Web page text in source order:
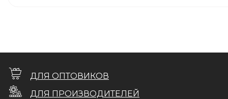
ДЛЯ ОПТОВИКОВ
ДЛЯ ПРОИЗВОДИТЕЛЕЙ